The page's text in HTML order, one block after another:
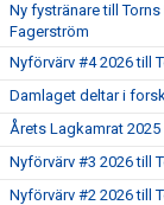
Ny fystränare till
Fagerström
Nyförvärv #4 2026 till
Damlaget deltar i
Årets Lagkamrat 2025
Nyförvärv #3 2026 till
Nyförvärv #2 2026 till